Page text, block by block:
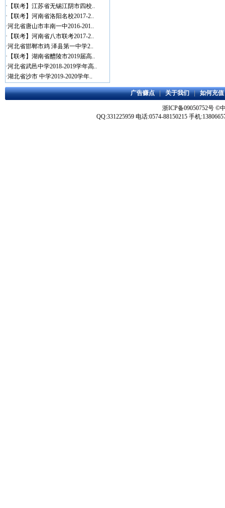
· 【联考】江苏省无锡江阴市四校..
· 【联考】河南省洛阳名校2017-2..
·河北省唐山市丰南一中2016-201..
· 【联考】河南省八市联考2017-2..
·河北省邯郸市鸡 泽县第一中学2..
· 【联考】湖南省醴陵市2019届高..
·河北省武邑中学2018-2019学年高..
·湖北省沙市 中学2019-2020学年..
广告赚点|关于我们|如何充值
浙ICP备09050752号 ©
QQ:331225959 电话:0574-88150215 手机